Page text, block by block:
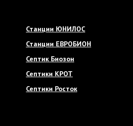
Станции ЮНИЛОС
Станции ЕВРОБИОН
Септик Биозон
Септики КРОТ
Септики Росток